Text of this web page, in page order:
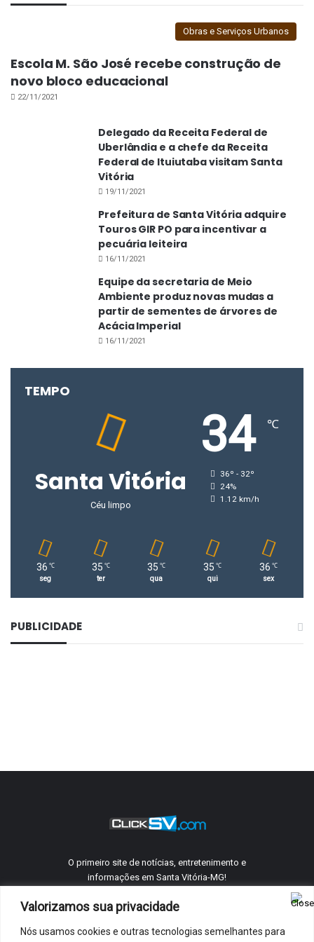
Valorizamos sua privacidade
Nós usamos cookies e outras tecnologias semelhantes para
Obras e Serviços Urbanos
Escola M. São José recebe construção de
novo bloco educacional
22/11/2021
Delegado da Receita Federal de
Uberlândia e a chefe da Receita
Federal de Ituiutaba visitam Santa
Vitória
19/11/2021
Prefeitura de Santa Vitória adquire
Touros GIR PO para incentivar a
pecuária leiteira
16/11/2021
Equipe da secretaria de Meio
Ambiente produz novas mudas a
partir de sementes de árvores de
Acácia Imperial
16/11/2021
TEMPO
Santa Vitória
Céu limpo
34 ℃
36º - 32º
24%
1.12 km/h
36 ℃
seg
35 ℃
ter
35 ℃
qua
35 ℃
qui
36 ℃
sex
PUBLICIDADE
O primeiro site de notícias, entretenimento e
informações em Santa Vitória-MG!
©ClickSV2005 - 2026 Todos os direitos reservados.